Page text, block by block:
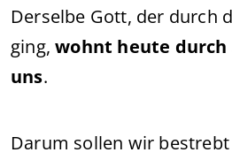
Derselbe Gott, der durch
ging,wohnt heute durch
uns.
Darum sollen wir bestrebt